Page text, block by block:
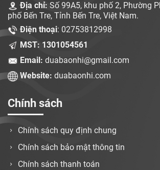
Địa chỉ: Số 99A5, khu phố 2, Phường
phố Bến Tre, Tỉnh Bến Tre, Việt Nam.
Điện thoại: 02753812998
MST: 1301054561
Email: duabaonhi@gmail.com
Website: duabaonhi.com
Chính sách
Chính sách quy định chung
Chính sách bảo mật thông tin
Chính sách thanh toán